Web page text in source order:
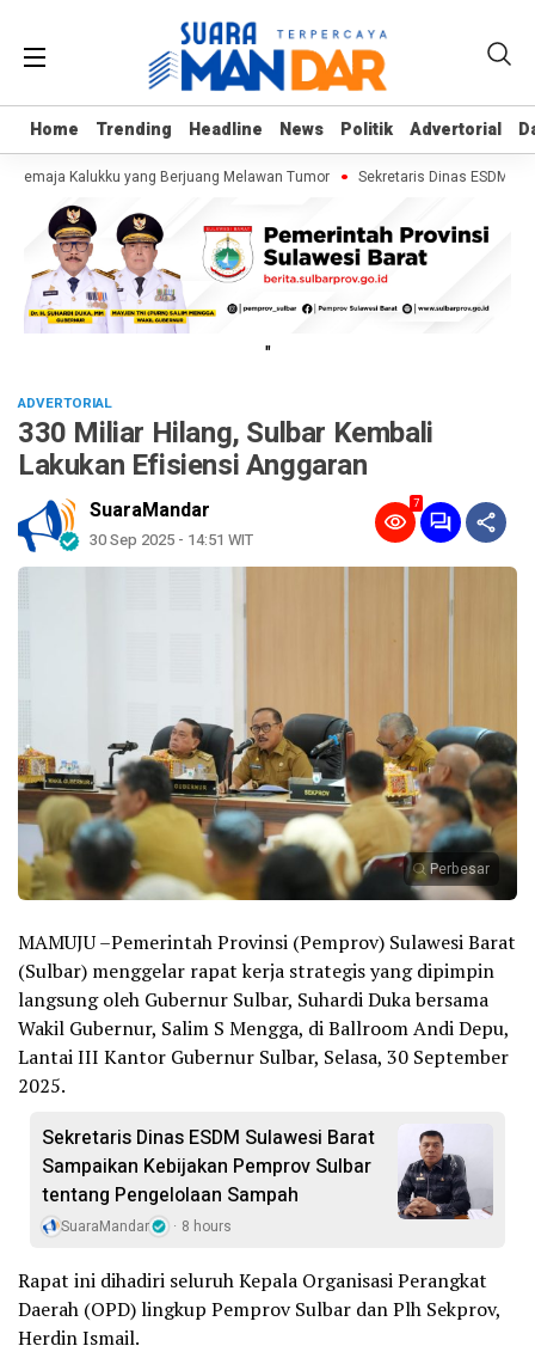
Home Trending Headline News Politik Advertorial
Home Trending Headline News Politik Advertorial
Kalukku yang Berjuang Melawan Tumor Sekretaris Dinas ESDM
"
ADVERTORIAL
330 Miliar Hilang, Sulbar Kembali
Lakukan Efisiensi Anggaran
SuaraMandar
30 Sep 2025 - 14:51 WIT
7
Perbesar
MAMUJU –Pemerintah Provinsi (Pemprov) Sulawesi Barat
(Sulbar) menggelar rapat kerja strategis yang dipimpin
langsung oleh Gubernur Sulbar, Suhardi Duka bersama
Wakil Gubernur, Salim S Mengga, di Ballroom Andi Depu,
Lantai III Kantor Gubernur Sulbar, Selasa, 30 September
2025.
Sekretaris Dinas ESDM Sulawesi Barat
Sampaikan Kebijakan Pemprov Sulbar
tentang Pengelolaan Sampah
SuaraMandar 8 hours
Rapat ini dihadiri seluruh Kepala Organisasi Perangkat
Daerah (OPD) lingkup Pemprov Sulbar dan Plh Sekprov,
Herdin Ismail.